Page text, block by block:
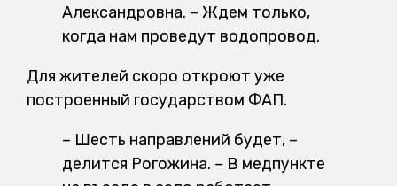
Александровна. – Ждем только,
когда нам проведут водопровод.
Для жителей скоро откроют уже
построенный государством ФАП.
– Шесть направлений будет, –
делится Рогожина. – В медпункте